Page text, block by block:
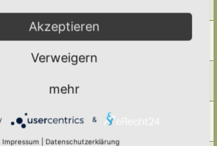
Amarille«Mo 27. Jan 2025, 22:18
Do 24. Okt 2024, 11:00
Ute«Fr 11. Okt 2024, 19:41
Akzeptieren
Verweigern
mehr
&
Impressum Datenschutzerklärung